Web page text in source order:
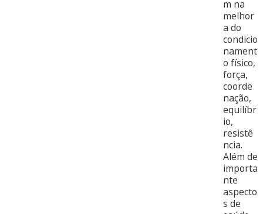
m na
melhor
a do
condicio
nament
o físico,
força,
coorde
nação,
equilíbr
io,
resistê
ncia.
Além de
importa
nte
aspecto
s de